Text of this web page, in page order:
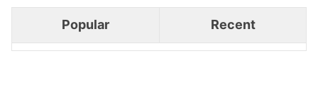
Popular Recent